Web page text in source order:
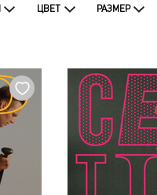
ЦВЕТ РАЗМЕР